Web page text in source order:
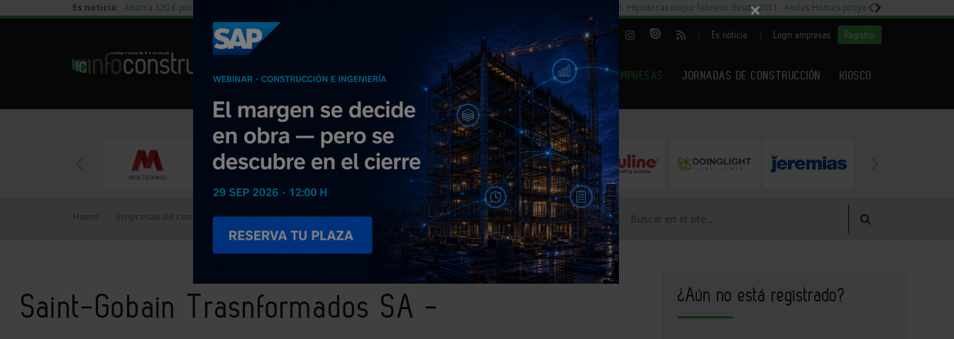
Es noticia: Ahorra 320 € por vivienda en edificación residencial 29% cambiar al alquiler temporal Hipotecas mejor febrero desde 2011 Aedas Homes proyecto Fiora
| Es noticia Login empresas Registro
NOTICIAS PRODUCTOS AGENDA ARTÍCULOS EMPRESAS JORNADAS DE CONSTRUCCIÓN KIOSCO
EMPRESAS PREMIUM
Empresas de construcción Saint-Gobain Trasnformados SA -
Saint-Gobain Trasnformados SA - ¿Aún no está registrado?
×